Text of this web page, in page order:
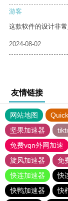
游客
这款软件的设计非
2024-08-02
友情链接
网站地图
坚果加速器
免费vqn外网加速
旋风加速器
免
快连加速器
快
快鸭加速器
快